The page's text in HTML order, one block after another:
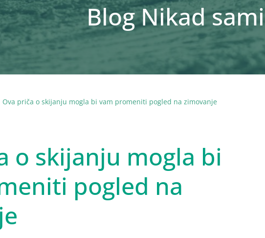
Blog Nikad sami
Ova priča o skijanju mogla bi vam promeniti pogled na zimovanje
o skijanju mogla bi
pogled na